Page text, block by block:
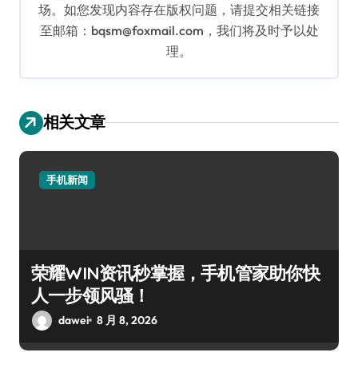
场。如您发现内容存在版权问题，请提交相关链接
至邮箱：bqsm@foxmail.com，我们将及时予以处
理。
相关文章
手机新闻
荣耀WIN资讯秒掌握，手机管家助你快
人一步领风骚！
dawei 8 月 8, 2026